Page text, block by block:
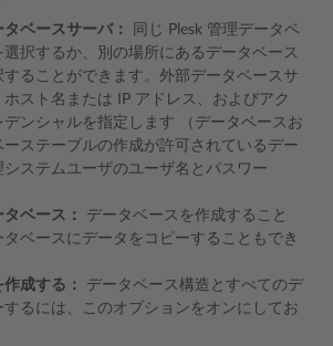
ベースサーバ：
同じ Plesk 管理データベ
選択するか、別の場所にあるデータベース
することができます。外部データベースサ
ホスト名または IP アドレス、およびアク
デンシャルを指定します （データベースお
ーステーブルの作成が許可されているデー
システムユーザのユーザ名とパスワー
ベース：
データベースを作成すること
タベースにデータをコピーすることもでき
成する：
データベース構造とすべてのデ
するには、このオプションをオンにしてお